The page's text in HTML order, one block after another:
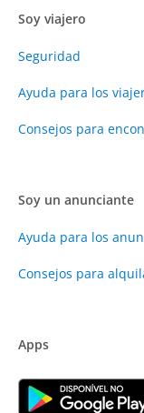
Soy viajero
Seguridad
Ayuda para los
Consejos para
Soy un anunciante
Ayuda para los
Consejos para
Apps